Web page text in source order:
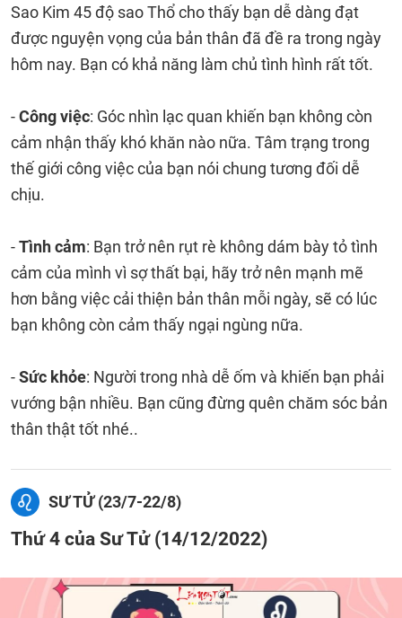
Sao Kim 45 độ sao Thổ cho thấy bạn dễ dàng đạt
được nguyện vọng của bản thân đã đề ra trong ngày
hôm nay. Bạn có khả năng làm chủ tình hình rất tốt.
-Công việc: Góc nhìn lạc quan khiến bạn không còn
cảm nhận thấy khó khăn nào nữa. Tâm trạng trong
thế giới công việc của bạn nói chung tương đối dễ
chịu.
-Tình cảm: Bạn trở nên rụt rè không dám bày tỏ tình
cảm của mình vì sợ thất bại, hãy trở nên mạnh mẽ
hơn bằng việc cải thiện bản thân mỗi ngày, sẽ có lúc
bạn không còn cảm thấy ngại ngùng nữa.
-Sức khỏe: Người trong nhà dễ ốm và khiến bạn phải
vướng bận nhiều. Bạn cũng đừng quên chăm sóc bản
thân thật tốt nhé..
SƯ TỬ (23/7-22/8)
Thứ 4 của Sư Tử (14/12/2022)